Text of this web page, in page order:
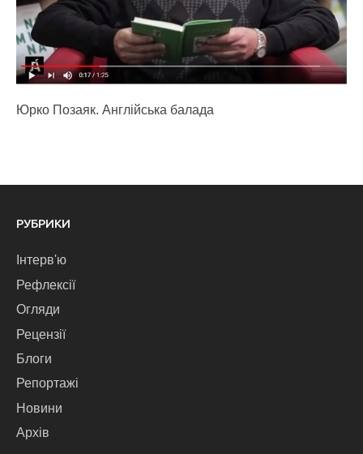
Юрко Позаяк. Англійська балада
РУБРИКИ
Інтерв'ю
Рефлексії
Огляди
Рецензії
Блоги
Репортажі
Новини
Архів